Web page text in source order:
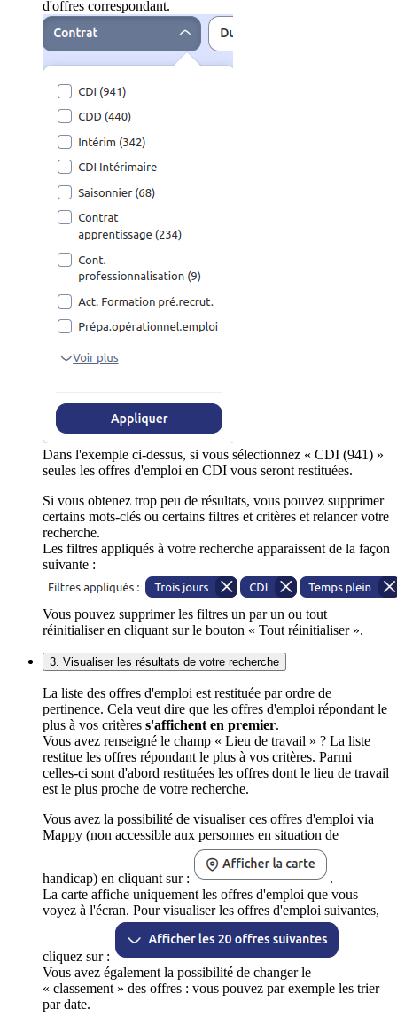
d'offres correspondant.
Dans l'exemple ci-dessus, si vous sélectionnez « CDI (941) »
seules les offres d'emploi en CDI vous seront restituées.
Si vous obtenez trop peu de résultats, vous pouvez supprimer
certains mots-clés ou certains filtres et critères et relancer votre
recherche.
Les filtres appliqués à votre recherche apparaissent de la façon
suivante :
Vous pouvez supprimer les filtres un par un ou tout
réinitialiser en cliquant sur le bouton « Tout réinitialiser ».
3. Visualiser les résultats de votre recherche
La liste des offres d'emploi est restituée par ordre de
pertinence. Cela veut dire que les offres d'emploi répondant le
plus à vos critères s'affichent en premier.
Vous avez renseigné le champ « Lieu de travail » ? La liste
restitue les offres répondant le plus à vos critères. Parmi
celles-ci sont d'abord restituées les offres dont le lieu de travail
est le plus proche de votre recherche.
Vous avez la possibilité de visualiser ces offres d'emploi via
Mappy (non accessible aux personnes en situation de
handicap) en cliquant sur :
.
La carte affiche uniquement les offres d'emploi que vous
voyez à l'écran. Pour visualiser les offres d'emploi suivantes,
cliquez sur :
Vous avez également la possibilité de changer le
« classement » des offres : vous pouvez par exemple les trier
par date.